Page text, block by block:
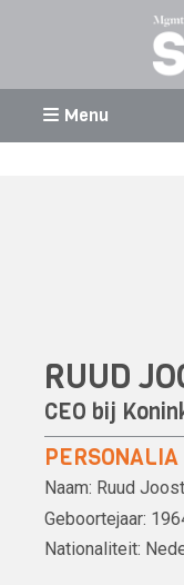
Menu
RUUD
CEO bij
PERSONALIA
Naam: Ruud
Geboortejaar:
Nationaliteit: